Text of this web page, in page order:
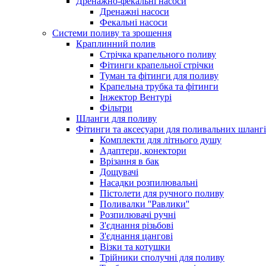
Дренажні насоси
Фекальні насоси
Системи поливу та зрошення
Краплинний полив
Стрічка крапельного поливу
Фітинги крапельної стрічки
Туман та фітинги для поливу
Крапельна трубка та фітинги
Інжектор Вентурі
Фільтри
Шланги для поливу
Фітинги та аксесуари для поливальних
Комплекти для літнього душу
Адаптери, конектори
Врізання в бак
Дощувачі
Насадки розпилювальні
Пістолети для ручного поливу
Поливалки ''Равлики''
Розпилювачі ручні
З'єднання різьбові
З'єднання цангові
Візки та котушки
Трійники сполучні для поливу